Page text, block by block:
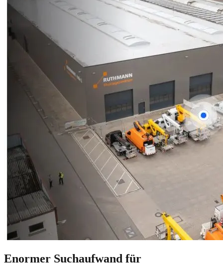
Enormer Suchaufwand für